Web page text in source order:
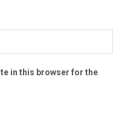
in this browser for the